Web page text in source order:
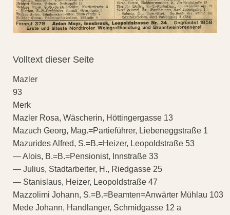
Volltext dieser Seite
Mazler
93
Merk
Mazler Rosa, Wäscherin, Höttingergasse 13
Mazuch Georg, Mag.=Partieführer, Liebeneggstraße 1
Mazurides Alfred, S.=B.=Heizer, Leopoldstraße 53
— Alois, B.=B.=Pensionist, Innstraße 33
— Julius, Stadtarbeiter, H., Riedgasse 25
— Stanislaus, Heizer, Leopoldstraße 47
Mazzolimi Johann, S.=B.=Beamten=Anwärter Mühlau 103
Mede Johann, Handlanger, Schmidgasse 12 a